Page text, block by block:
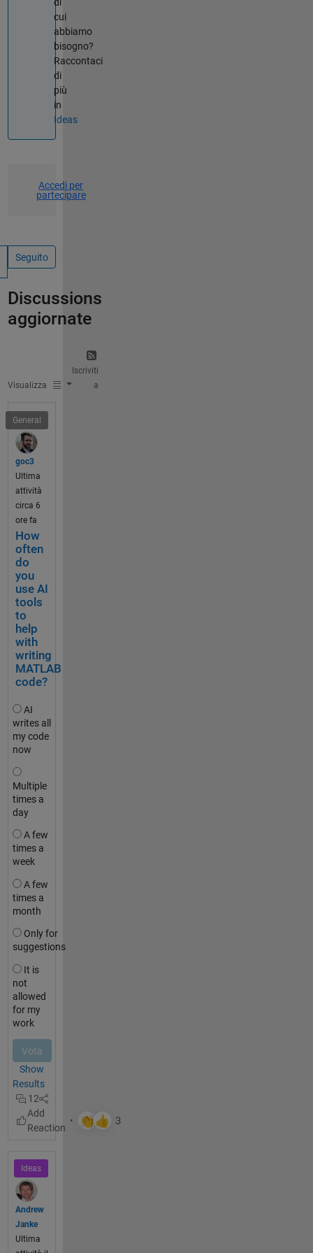
cui
abbiamo
bisogno?
Raccontaci
di
più
in
Ideas
Accedi per
partecipare
Seguito
Discussions
aggiornate
Visualizza
Iscriviti
a
General
goc3
Ultima
attività
circa 6
ore fa
How
often
do
you
use AI
tools
to
help
with
writing
MATLAB
code?
AI
writes all
my code
now
Multiple
times a
day
A few
times a
week
A few
times a
month
Only for
suggestions
It is
not
allowed
for my
work
Show
Results
12
Ideas
Andrew
Janke
Ultima